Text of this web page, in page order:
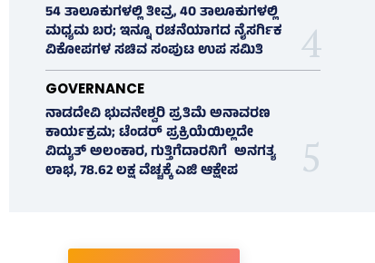
54 ತಾಲೂಕುಗಳಲ್ಲಿ ತೀವ್ರ, 40 ತಾಲೂಕುಗಳಲ್ಲಿ
ಮಧ್ಯಮ ಬರ; ಇನ್ನೂ ರಚನೆಯಾಗದ ನೈಸರ್ಗಿಕ
ವಿಕೋಪಗಳ ಸಚಿವ ಸಂಪುಟ ಉಪ ಸಮಿತಿ
GOVERNANCE
ನಾಡದೇವಿ ಭುವನೇಶ್ವರಿ ಪ್ರತಿಮೆ ಅನಾವರಣ
ಕಾರ್ಯಕ್ರಮ; ಟೆಂಡರ್ ಪ್ರಕ್ರಿಯೆಯಿಲ್ಲದೇ
ವಿದ್ಯುತ್‌ ಅಲಂಕಾರ, ಗುತ್ತಿಗೆದಾರನಿಗೆ ಅನಗತ್ಯ
ಲಾಭ, 78.62 ಲಕ್ಷ ವೆಚ್ಚಕ್ಕೆ ಎಜಿ ಆಕ್ಷೇಪ